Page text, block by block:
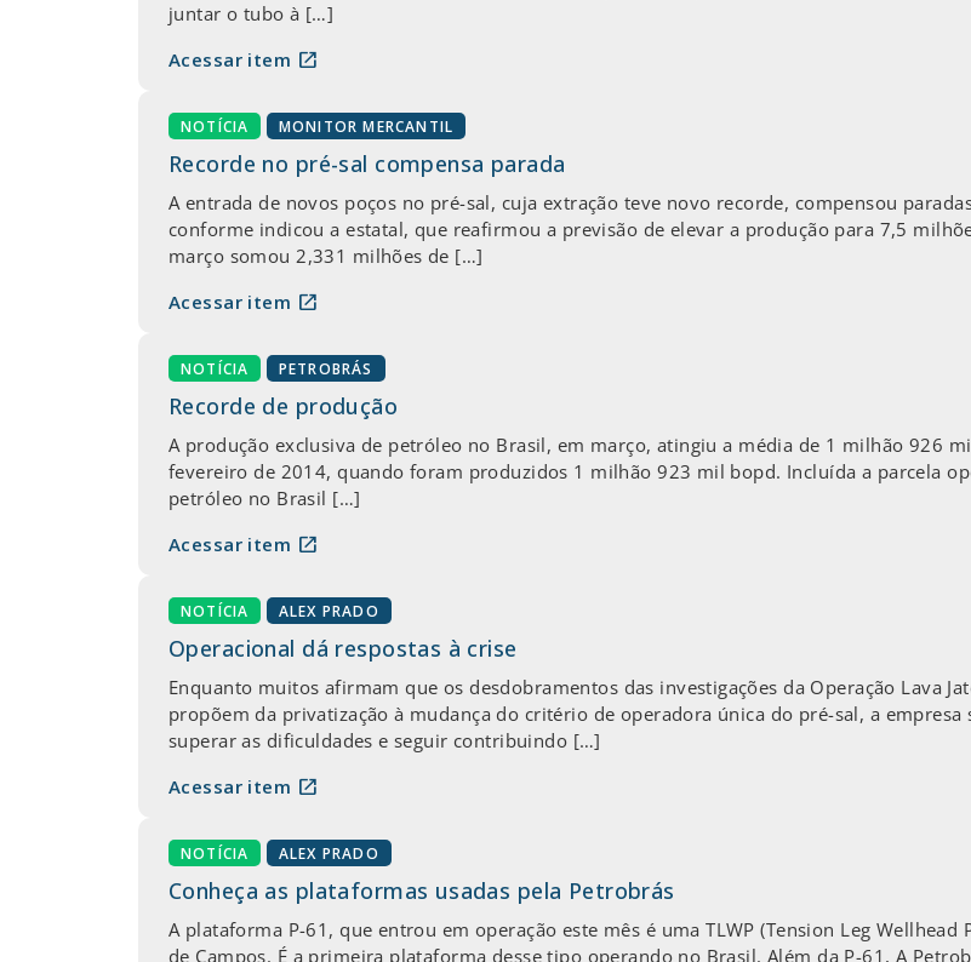
juntar o tubo à […]
Acessar item open_in_new
NOTÍCIA MONITOR MERCANTIL
Recorde no pré-sal compensa parada
A entrada de novos poços no pré-sal, cuja extração teve novo recorde, compensou
conforme indicou a estatal, que reafirmou a previsão de elevar a produção para 7,5
março somou 2,331 milhões de […]
Acessar item open_in_new
NOTÍCIA PETROBRÁS
Recorde de produção
A produção exclusiva de petróleo no Brasil, em março, atingiu a média de 1 milhão 926
fevereiro de 2014, quando foram produzidos 1 milhão 923 mil bopd. Incluída a parcela
petróleo no Brasil […]
Acessar item open_in_new
NOTÍCIA ALEX PRADO
Operacional dá respostas à crise
Enquanto muitos afirmam que os desdobramentos das investigações da Operação Lava
propõem da privatização à mudança do critério de operadora única do pré-sal, a
superar as dificuldades e seguir contribuindo […]
Acessar item open_in_new
NOTÍCIA ALEX PRADO
Conheça as plataformas usadas pela Petrobrás
A plataforma P-61, que entrou em operação este mês é uma TLWP (Tension Leg
de Campos. É a primeira plataforma desse tipo operando no Brasil. Além da P-61, A